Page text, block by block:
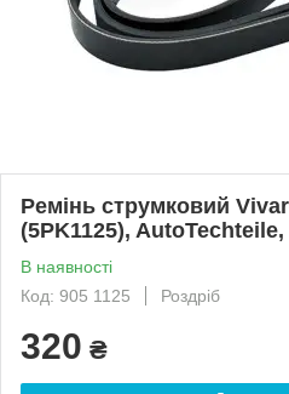
Ремінь струмковий
(5PK1125), AutoTechteile,
В наявності
Код: 905 1125
Роздріб
320 ₴